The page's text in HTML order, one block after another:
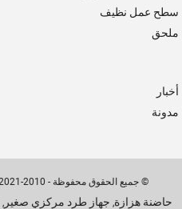
سطح عمل نظيف
ملحق
أخبار
مدونة
© جميع الحقوق محفوظة - 2010-2021.
حاضنة هزازة, جهاز طرد مركزي صغير ,